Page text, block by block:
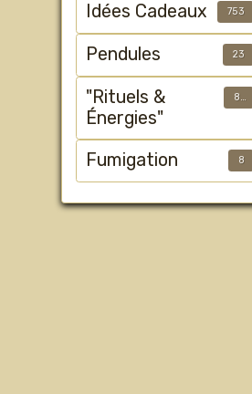
Idées Cadeaux 753
Pendules 23
"Rituels &
Énergies"
89
Fumigation 8